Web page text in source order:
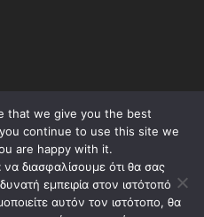
that we give you the best
continue to use this site we
are happy with it.
διασφαλίσουμε ότι θα σας
εμπειρία στον ιστότοπό
αυτόν τον ιστότοπο, θα